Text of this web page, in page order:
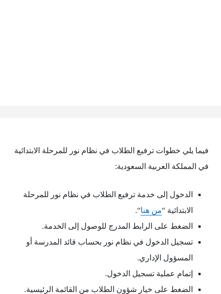
فيما يلي خطوات ترفيع الطلاب في نظام نور للمرحلة الابتدائية
في المملكة العربية السعودية:
الدخول إلى خدمة ترفيع الطلاب في نظام نور للمرحلة
الابتدائية “من هنا“.
الضغط على الرابط المدرج للوصول إلى الخدمة.
تسجيل الدخول في نظام نور بحساب قائد المدرسة أو
المسؤول الإداري.
إتمام عملية تسجيل الدخول.
الضغط على خيار شؤون الطلاب من القائمة الرئيسية.